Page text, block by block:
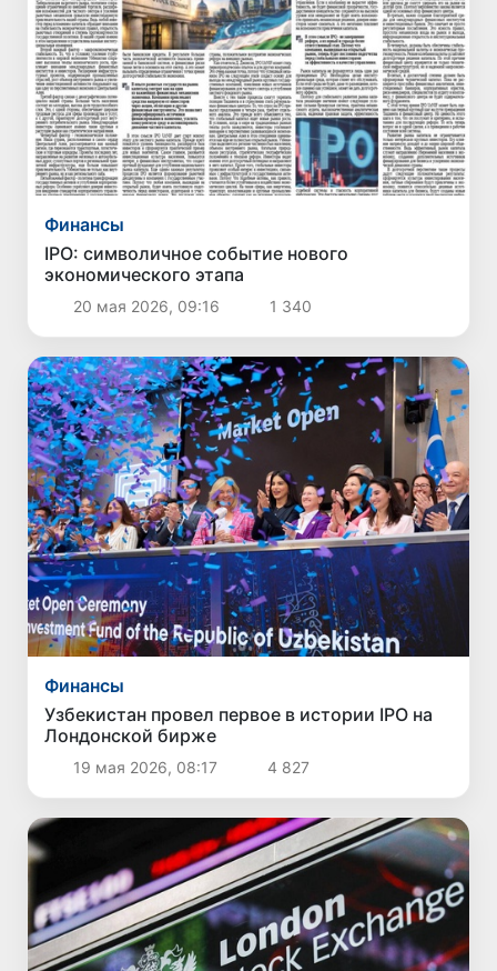
Финансы
IPO: символичное событие нового
экономического этапа
20 мая 2026, 09:16 1 340
Финансы
Узбекистан провел первое в истории IPO на
Лондонской бирже
19 мая 2026, 08:17 4 827